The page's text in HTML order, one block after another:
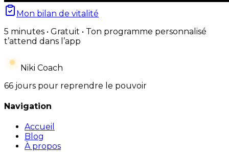
Mon bilan de vitalité
5 minutes • Gratuit • Ton programme personnalisé
t’attend dans l’app
Niki Coach
66 jours pour reprendre le pouvoir
Navigation
Accueil
Blog
À propos